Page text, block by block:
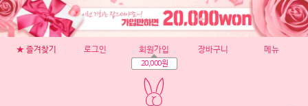
★ 즐겨찾기 로그인 회원가입
20,000원
장바구니 메뉴